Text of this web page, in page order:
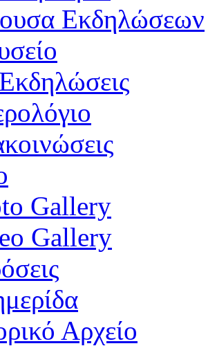
Εκδηλώσεων
Gallery
Gallery
Αρχείο